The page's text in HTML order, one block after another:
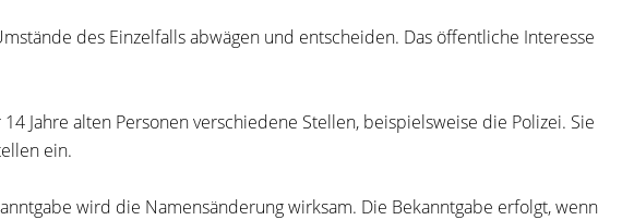
des Einzelfalls abwägen und entscheiden. Das öffentliche Interesse
Jahre alten Personen verschiedene Stellen, beispielsweise die Polizei. Sie
ein.
wird die Namensänderung wirksam. Die Bekanntgabe erfolgt, wenn